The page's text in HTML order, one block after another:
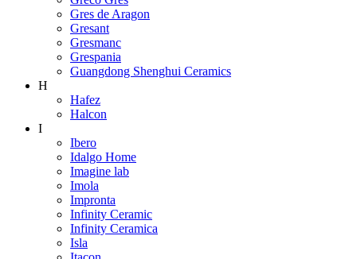
Gres de Aragon
Gresant
Gresmanc
Grespania
Guangdong Shenghui Ceramics
H
Hafez
Halcon
I
Ibero
Idalgo Home
Imagine lab
Imola
Impronta
Infinity Ceramic
Infinity Ceramica
Isla